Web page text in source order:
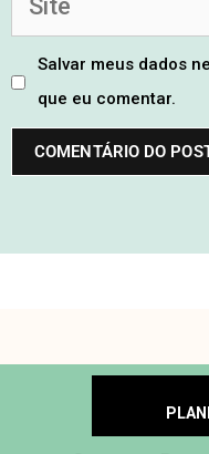
Salvar meus dados
que eu comentar.